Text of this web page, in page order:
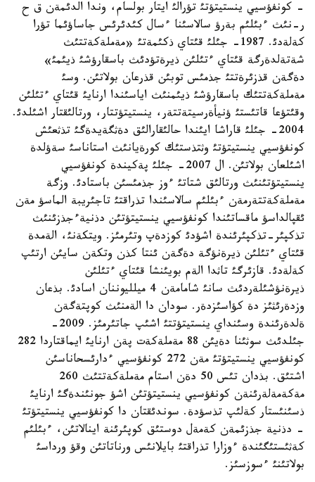
- كونفؤسيي ينستيتؤتئ تؤرالئ ايتار بولسام، وندا الدئمةن ق ح
ر-نئث ءبئلئم بةرؤ سالاسئنا ءسال كئدئرئس جاساؤئما تؤرا
كةلةدئ. 1987- جئلئ قئتاي ذكئمةتئ «مةملةكةتتئث
شةتةلدةرگة قئتاي ءتئلئن ذيرةتؤدئث باسقارؤشئ ذيئمئ»
دةگةن قذزئرةتتئ جذمئس توبئن قذرعان بولاتئن. وسئ
مةملةكةتتئك باسقارؤشئ ذيئمنئث اياسئندا ارنايئ قئتاي ءتئلئن
وقئتؤعا قاتئستئ ؤنيأةرسيتةتتةر، ينستيتؤتتار، ورتالئقتار اشئلدئ.
2004- جئلئ قاراشا ايئندا حالئقارالئق دةثگةيدةگئ تذثعئش
كونفؤسيي ينستيتؤتئ وثتذستئك كورةيانئث استاناسئ سةؤلدة
اشئلعان بولاتئن. ال 2007- جئلئ پةكيندة كونفؤسيي
ينستيتؤتئنئث ورتالئق شتاتئ ءوز جذمئسئن باستادئ. وزگة
مةملةكةتتةرمةن ءبئلئم سالاسئندا تذراقتئ تاجئريبة الماسؤ مةن
ئقپالداسؤ ماقساتئندا كونفؤسيي ينستيتؤتئن دذنيةءجذزئنئث
تذكپئر-تذكپئرئندة اشؤدئ كوزدةپ وتئرمئز. ويتكةنئ، الةمدة
قئتاي ءتئلئن ذيرةنؤگة دةگةن ئنتا كذن وتكةن سايئن ارتئپ
كةلةدئ. قازئرگئ تاثدا الةم بويئنشا قئتاي ءتئلئن
ذيرةنؤشئلةردئث سانئ شامامةن 4 ميلليوننان اسادئ. بذعان
وزدةرئثئز دة كؤاسئزدةر. سودان دا الةمنئث كوپتةگةن
ةلدةرئندة وسئنداي ينستيتؤتتئ اشئپ جاتئرمئز. 2009-
جئلدئث سوثئنا دةيئن 88 مةملةكةت پةن ارنايئ ايماقتاردا 282
كونفؤسيي ينستيتؤتئ مةن 272 كونفؤسيي ءدارئسحاناسئن
اشتئق. بذدان تئس 50 دةن استام مةملةكةتتئث 260
مةكةمةلةرئنةن كونفؤسيي ينستيتؤتئن اشؤ جونئندةگئ ارنايئ
ذسئنئستار كةلئپ تذسؤدة. سوندئقتان دا كونفؤسيي ينستيتؤتئ
- دذنية جذزئمةن كةمةل دوستئق كوپئرئنة اينالاتئن، ءبئلئم
كةثئستئگئندة ءوزارا تذراقتئ بايلانئس ورناتاتئن وقؤ ورداسئ
بولاتئنئ ءسوزسئز.